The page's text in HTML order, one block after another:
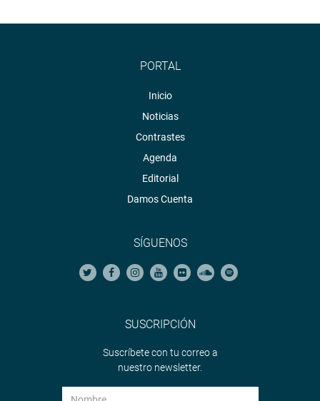
PORTAL
Inicio
Noticias
Contrastes
Agenda
Editorial
Damos Cuenta
SÍGUENOS
SUSCRIPCIÓN
Suscríbete con tu correo a
nuestro newsletter.